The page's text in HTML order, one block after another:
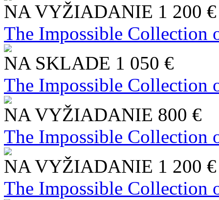
NA VYŽIADANIE 1 200 €
The Impossible Collection
NA SKLADE 1 050 €
The Impossible Collection
NA VYŽIADANIE 800 €
The Impossible Collection
NA VYŽIADANIE 1 200 €
The Impossible Collection